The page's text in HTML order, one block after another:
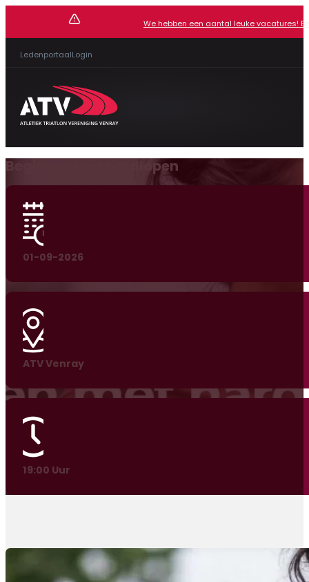
We hebben een aantal leuke vacatures!
LedenportaalLogin
Beginnen met hardlopen
01-09-2026
ATV Venray
19:00 Uur